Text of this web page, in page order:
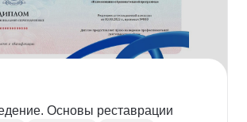
Основы реставрации